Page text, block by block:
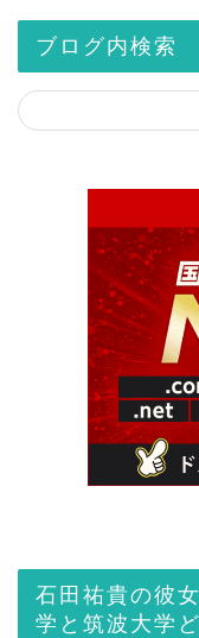
ブログ内検索
石田祐貴の彼
学と筑波大学